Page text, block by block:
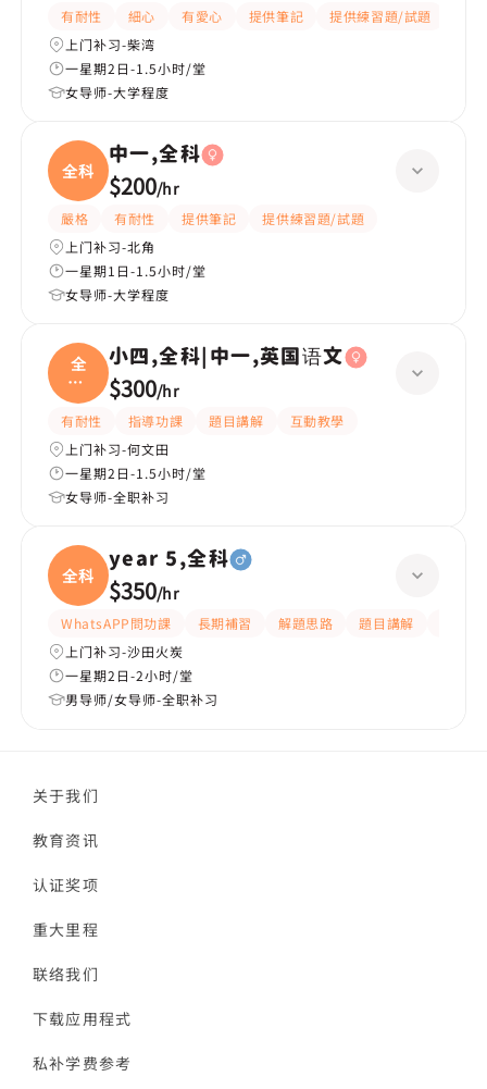
有耐性 細心 有愛心 提供筆記 提供練習題/試題
上门补习-柴湾
一星期2日-1.5小时/堂
女导师-大学程度
全科
中一,全科
$200/hr
嚴格 有耐性 提供筆記
提供練習題/試題
上门补习-北角
一星期1日-1.5小时/堂
女导师-大学程度
全
科|
中一
小四,全科|中一,英国语文
$300/hr
有耐性 指導功課 題目講解
互動教學
上门补习-何文田
一星期2日-1.5小时/堂
女导师-全职补习
全科
year 5,全科
$350/hr
WhatsAPP問功課 長期補習 解題思路 題目講解
上门补习-沙田火炭
一星期2日-2小时/堂
男导师/女导师-全职补习
关于我们
教育资讯
认证奖项
重大里程
联络我们
下载应用程式
私补学费参考